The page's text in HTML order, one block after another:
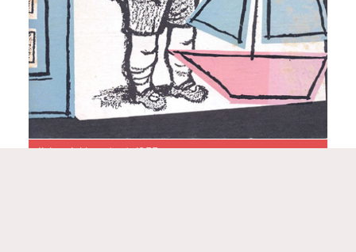
Ik ben lekker stout, 1955